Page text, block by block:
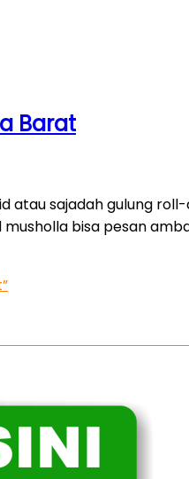
Barat
sajadah gulung
bisa pesan